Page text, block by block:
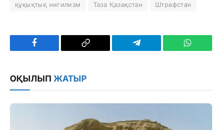
құқықтық нигилизм
Таза Қазақстан Штрафстан
Facebook
Copy
Telegram
ОҚЫЛЫП ЖАТЫР